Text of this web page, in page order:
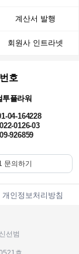
계산서 발행
회원사 인트라넷
호
플라워
04-164228
0126-03
926859
문의하기
개인정보처리방침
선범